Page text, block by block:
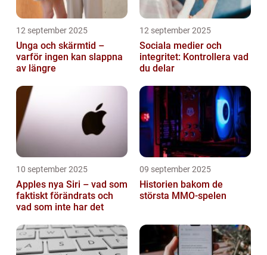
12 september 2025
Unga och skärmtid –
varför ingen kan slappna
av längre
12 september 2025
Sociala medier och
integritet: Kontrollera vad
du delar
10 september 2025
Apples nya Siri – vad som
faktiskt förändrats och
vad som inte har det
09 september 2025
Historien bakom de
största MMO-spelen